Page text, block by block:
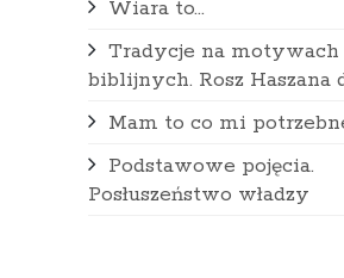
Wiara to...
Tradycje na motywach
biblijnych. Rosz Haszana
Mam to co mi
Podstawowe pojęcia.
Posłuszeństwo władzy